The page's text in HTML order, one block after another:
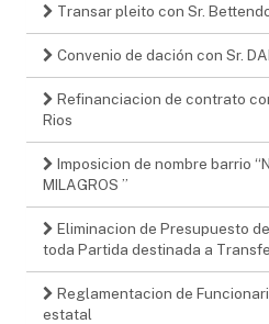
Transar pleito con Sr.
Convenio de dación con Sr.
Refinanciacion de contrato
Rios
Imposicion de nombre barrio
MILAGROS ”
Eliminacion de Presupuesto
toda Partida destinada a
Reglamentacion de
estatal